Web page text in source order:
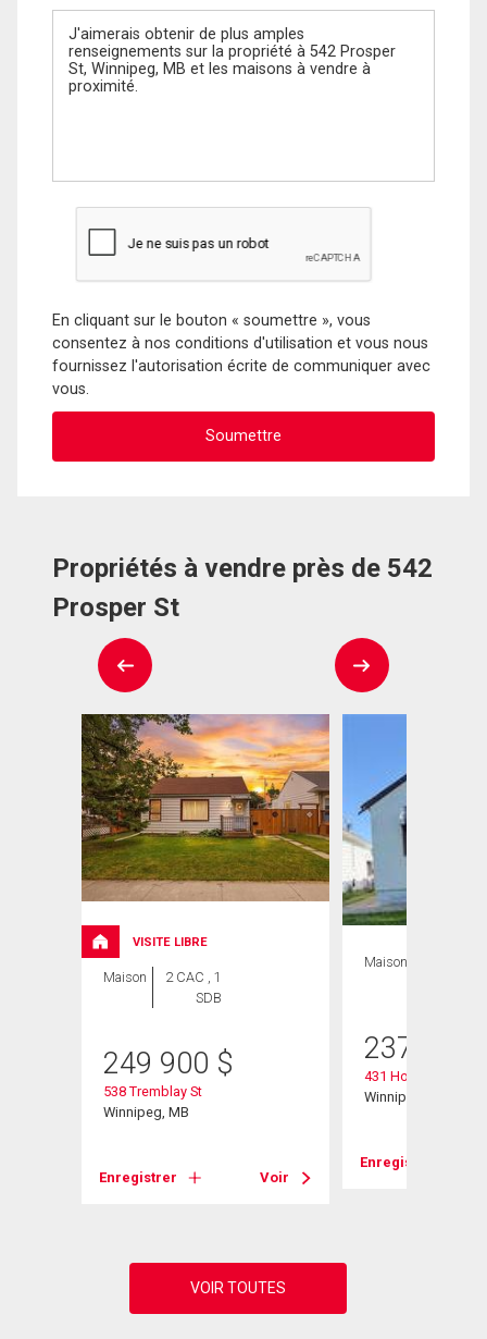
Message
En cliquant sur le bouton « soumettre », vous
consentez à nos conditions d'utilisation et vous nous
fournissez l'autorisation écrite de communiquer avec
vous.
Propriétés à vendre près de 542
Prosper St
VISITE LIBRE
Maison
2 CAC , 1
SDB
249 900 $
538 Tremblay St
Winnipeg, MB
Enregistrer Voir
Maison
237 900
431 Horace St
Winnipeg, MB
Enregistrer